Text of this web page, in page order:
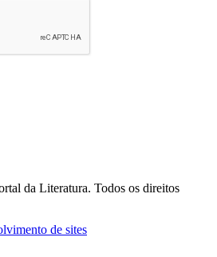
da Literatura. Todos os direitos